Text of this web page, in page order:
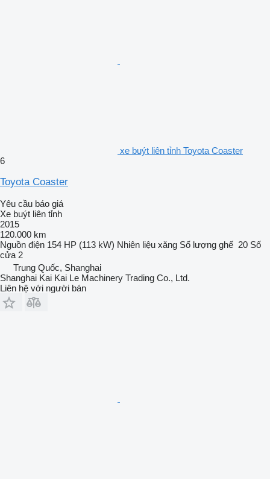
xe buýt liên tỉnh Toyota Coaster
6
Toyota Coaster
Yêu cầu báo giá
Xe buýt liên tỉnh
2015
120.000 km
Nguồn điện 154 HP (113 kW) Nhiên liệu xăng Số lượng ghế 20 Số
cửa 2
Trung Quốc, Shanghai
Shanghai Kai Kai Le Machinery Trading Co., Ltd.
Liên hệ với người bán